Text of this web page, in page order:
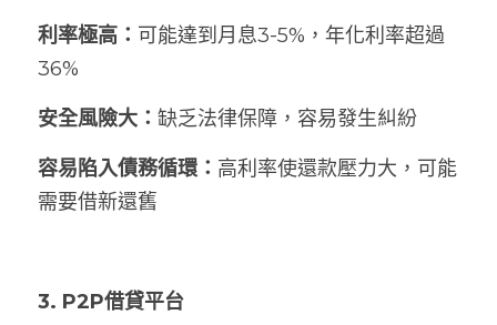
利率極高： 可能達到月息3-5%，年化利率超過
36%
安全風險大： 缺乏法律保障，容易發生糾紛
容易陷入債務循環： 高利率使還款壓力大，可能
需要借新還舊
3. P2P借貸平台